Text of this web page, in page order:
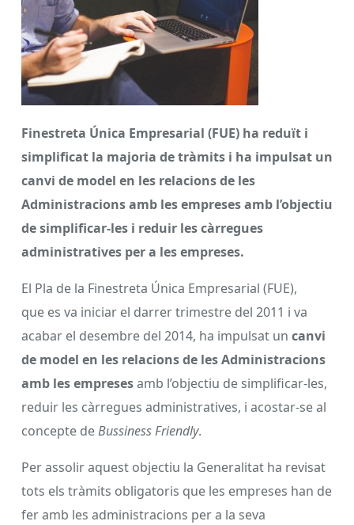
Finestreta Única Empresarial (FUE) ha reduït i
simplificat la majoria de tràmits i ha impulsat un
canvi de model en les relacions de les
Administracions amb les empreses amb l’objectiu
de simplificar-les i reduir les càrregues
administratives per a les empreses.
El Pla de la Finestreta Única Empresarial (FUE),
que es va iniciar el darrer trimestre del 2011 i va
acabar el desembre del 2014, ha impulsat un canvi
de model en les relacions de les Administracions
amb les empresesamb l’objectiu de simplificar-les,
reduir les càrregues administratives, i acostar-se al
concepte deBussiness Friendly.
Per assolir aquest objectiu la Generalitat ha revisat
tots els tràmits obligatoris que les empreses han de
fer amb les administracions per a la seva